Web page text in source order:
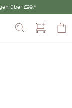
über £99.*Suche